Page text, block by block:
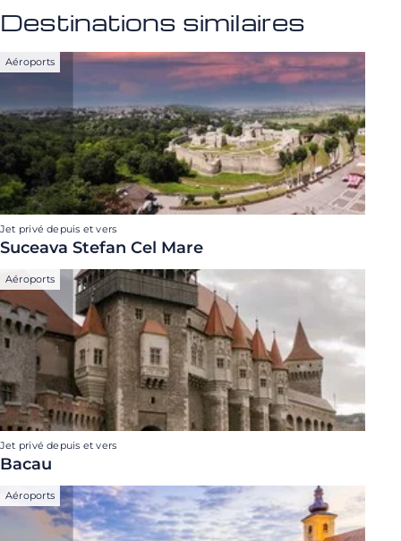
Destinations similaires
Aéroports
Jet privé depuis et vers
Suceava Stefan Cel Mare
Aéroports
Jet privé depuis et vers
Bacau
Aéroports